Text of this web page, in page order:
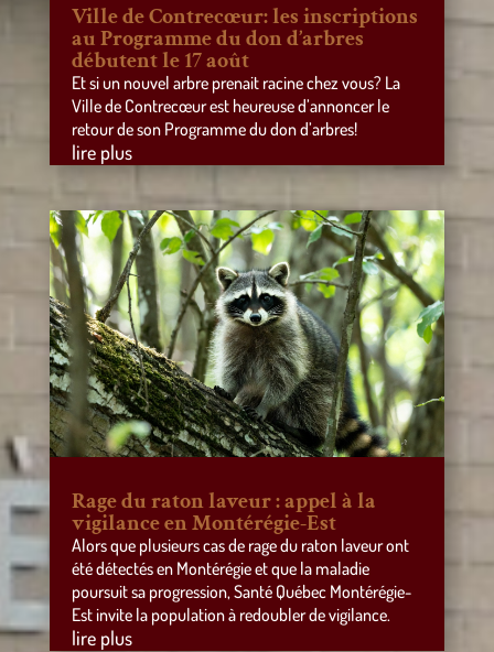
Ville de Contrecœur: les inscriptions
au Programme du don d’arbres
débutent le 17 août
Et si un nouvel arbre prenait racine chez vous? La
Ville de Contrecœur est heureuse d’annoncer le
retour de son Programme du don d’arbres!
lire plus
Rage du raton laveur : appel à la
vigilance en Montérégie-Est
Alors que plusieurs cas de rage du raton laveur ont
été détectés en Montérégie et que la maladie
poursuit sa progression, Santé Québec Montérégie-
Est invite la population à redoubler de vigilance.
lire plus